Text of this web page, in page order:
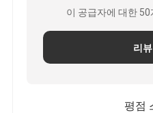
이 공급자에 대한
리
평점